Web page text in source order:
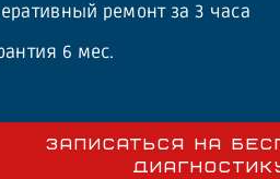
ремонт за 3 часа
6 мес.
ЗАПИСАТЬСЯ НА